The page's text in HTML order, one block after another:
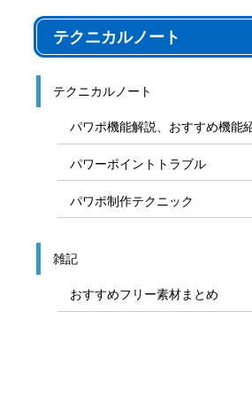
テクニカルノート
テクニカルノート
パワポ機能解説、おすすめ機能
パワーポイントトラブル
パワポ制作テクニック
雑記
おすすめフリー素材まとめ